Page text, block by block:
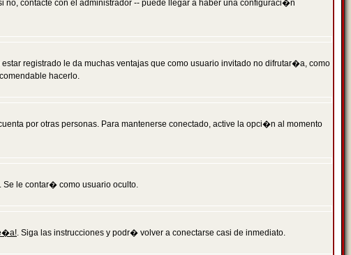
contacte con el administrador -- puede llegar a haber una configuraci�n
registrado le da muchas ventajas que como usuario invitado no difrutar�a, como
hacerlo.
por otras personas. Para mantenerse conectado, active la opci�n al momento
le contar� como usuario oculto.
. Siga las instrucciones y podr� volver a conectarse casi de inmediato.